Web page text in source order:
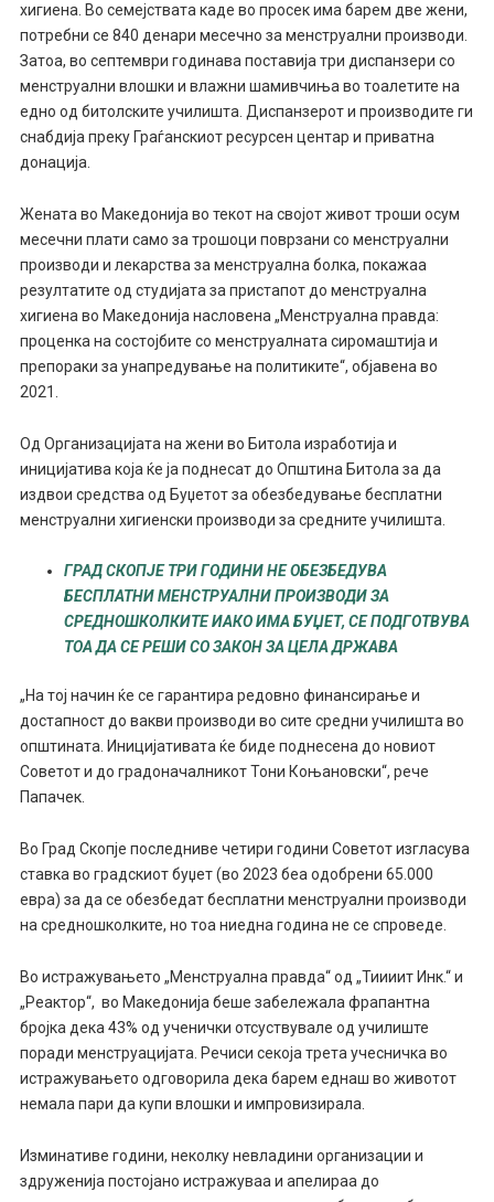
хигиена. Во семејствата каде во просек има барем две жени,
потребни се 840 денари месечно за менструални производи.
Затоа, во септември годинава поставија три диспанзери со
менструални влошки и влажни шамивчиња во тоалетите на
едно од битолските училиштa. Диспанзерот и производите ги
снабдија преку Граѓанскиот ресурсен центар и приватна
донација.
Жената во Македонија во текот на својот живот троши осум
месечни плати само за трошоци поврзани со менструални
производи и лекарства за менструална болка, покажаа
резултатите од студијата за пристапот до менструална
хигиена во Македонија насловена „Менструална правда:
проценка на состојбите со менструалната сиромаштија и
препораки за унапредување на политиките“, објавена во
2021.
Од Организацијата на жени во Битола изработија и
иницијатива која ќе ја поднесат до Општина Битола за да
издвои средства од Буџетот за обезбедување бесплатни
менструални хигиенски производи за средните училишта.
ГРАД СКОПЈЕ ТРИ ГОДИНИ НЕ ОБЕЗБЕДУВА
БЕСПЛАТНИ МЕНСТРУАЛНИ ПРОИЗВОДИ ЗА
СРЕДНОШКОЛКИТЕ ИАКО ИМА БУЏЕТ, СЕ ПОДГОТВУВА
ТОА ДА СЕ РЕШИ СО ЗАКОН ЗА ЦЕЛА ДРЖАВА
„На тој начин ќе се гарантира редовно финансирање и
достапност до вакви производи во сите средни училишта во
општината. Иницијативата ќе биде поднесена до новиот
Советот и до градоначалникот Тони Коњановски“, рече
Папачек.
Во Град Скопје последниве четири години Советот изгласува
ставка во градскиот буџет (во 2023 беа одобрени 65.000
евра) за да се обезбедат бесплатни менструални производи
на средношколките, но тоа ниедна година не се спроведе.
Во истражувањето „Менструална правда“ од „Тиииит Инк.“ и
„Реактор“, во Македонија беше забележала фрапантна
бројка дека 43% од ученички отсуствувале од училиште
поради менструацијата. Речиси секоја трета учесничка во
истражувањето одговорила дека барем еднаш во животот
немала пари да купи влошки и импровизирала.
Изминативе години, неколку невладини организации и
здруженија постојано истражуваа и апелираа до